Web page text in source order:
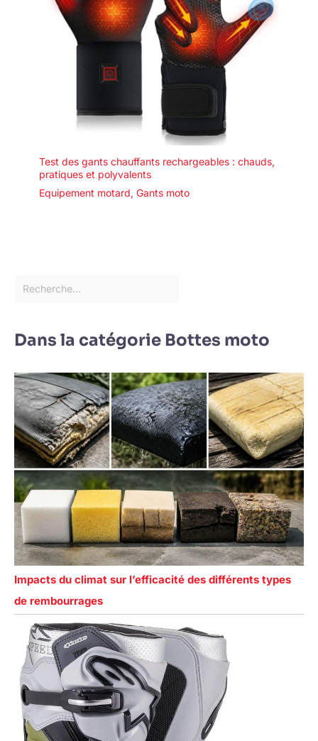
Test des gants chauffants rechargeables : chauds,
pratiques et polyvalents
Equipement motard, Gants moto
Dans la catégorie Bottes moto
Impacts du climat sur l’efficacité des différents types
de rembourrages